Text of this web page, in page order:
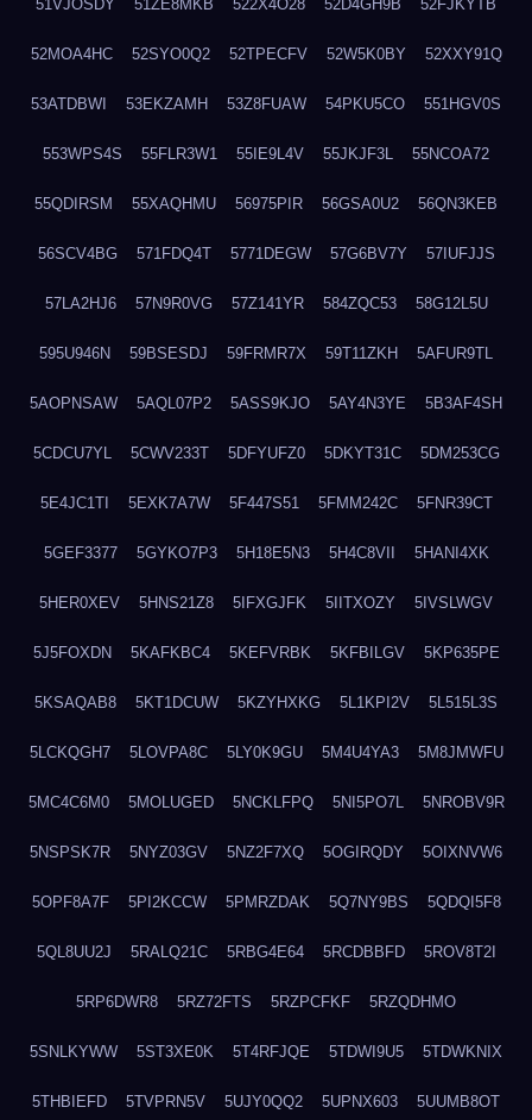
51VJOSDY 51ZE8MKB 522X4O28 52D4GH9B 52FJKYTB
52MOA4HC 52SYO0Q2 52TPECFV 52W5K0BY 52XXY91Q
53ATDBWI 53EKZAMH 53Z8FUAW 54PKU5CO 551HGV0S
553WPS4S 55FLR3W1 55IE9L4V 55JKJF3L 55NCOA72
55QDIRSM 55XAQHMU 56975PIR 56GSA0U2 56QN3KEB
56SCV4BG 571FDQ4T 5771DEGW 57G6BV7Y 57IUFJJS
57LA2HJ6 57N9R0VG 57Z141YR 584ZQC53 58G12L5U
595U946N 59BSESDJ 59FRMR7X 59T11ZKH 5AFUR9TL
5AOPNSAW 5AQL07P2 5ASS9KJO 5AY4N3YE 5B3AF4SH
5CDCU7YL 5CWV233T 5DFYUFZ0 5DKYT31C 5DM253CG
5E4JC1TI 5EXK7A7W 5F447S51 5FMM242C 5FNR39CT
5GEF3377 5GYKO7P3 5H18E5N3 5H4C8VII 5HANI4XK
5HER0XEV 5HNS21Z8 5IFXGJFK 5IITXOZY 5IVSLWGV
5J5FOXDN 5KAFKBC4 5KEFVRBK 5KFBILGV 5KP635PE
5KSAQAB8 5KT1DCUW 5KZYHXKG 5L1KPI2V 5L515L3S
5LCKQGH7 5LOVPA8C 5LY0K9GU 5M4U4YA3 5M8JMWFU
5MC4C6M0 5MOLUGED 5NCKLFPQ 5NI5PO7L 5NROBV9R
5NSPSK7R 5NYZ03GV 5NZ2F7XQ 5OGIRQDY 5OIXNVW6
5OPF8A7F 5PI2KCCW 5PMRZDAK 5Q7NY9BS 5QDQI5F8
5QL8UU2J 5RALQ21C 5RBG4E64 5RCDBBFD 5ROV8T2I
5RP6DWR8 5RZ72FTS 5RZPCFKF 5RZQDHMO
5SNLKYWW 5ST3XE0K 5T4RFJQE 5TDWI9U5 5TDWKNIX
5THBIEFD 5TVPRN5V 5UJY0QQ2 5UPNX603 5UUMB8OT